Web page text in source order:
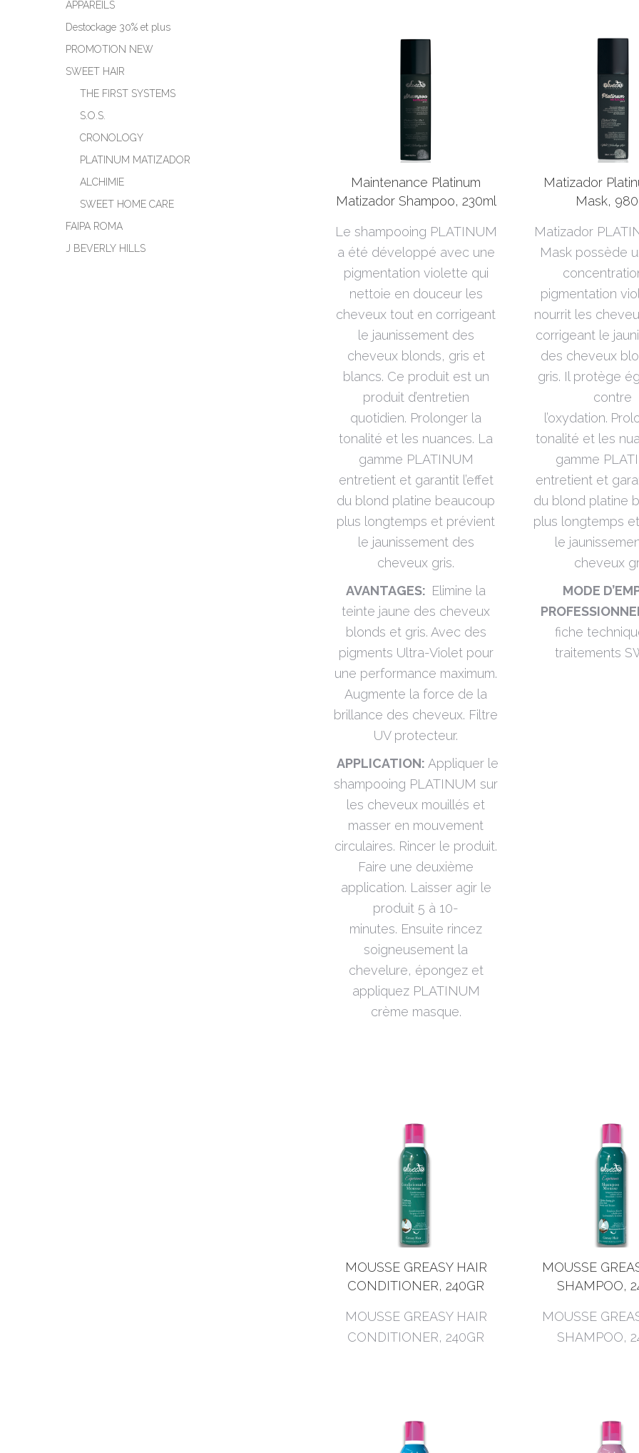
Maintenance Platinum
Matizador Shampoo, 230ml
Le shampooing PLATINUM
a été développé avec une
pigmentation violette qui
nettoie en douceur les
cheveux tout en corrigeant
le jaunissement des
cheveux blonds, gris et
blancs. Ce produit est un
produit d’entretien
quotidien. Prolonger la
tonalité et les nuances. La
gamme PLATINUM
entretient et garantit l’effet
du blond platine beaucoup
plus longtemps et prévient
le jaunissement des
cheveux gris.
AVANTAGES: Elimine la
teinte jaune des cheveux
blonds et gris. Avec des
pigments Ultra-Violet pour
une performance maximum.
Augmente la force de la
brillance des cheveux. Filtre
UV protecteur.
APPLICATION: Appliquer le
shampooing PLATINUM sur
les cheveux mouillés et
masser en mouvement
circulaires. Rincer le produit.
Faire une deuxième
application. Laisser agir le
produit 5 à 10-
minutes. Ensuite rincez
soigneusement la
chevelure, épongez et
appliquez PLATINUM
crème masque.
Matizador
Mask,
Matizador
Mask possède
pigmentation
nourrit les
corrigeant le
des cheveux
gris. Il protège
contre
l’oxydation.
tonalité et les
gamme
entretient et
du blond platine
plus longtemps
le
cheveux
MODE
fiche
traitements
MOUSSE GREASY HAIR
CONDITIONER, 240GR
MOUSSE GREASY HAIR
CONDITIONER, 240GR
MOUSSE
SHAMPOO,
MOUSSE
SHAMPOO,
APPAREILS
Destockage 30% et plus
PROMOTION NEW
SWEET HAIR
THE FIRST SYSTEMS
S.O.S.
CRONOLOGY
PLATINUM MATIZADOR
ALCHIMIE
SWEET HOME CARE
FAIPA ROMA
J BEVERLY HILLS